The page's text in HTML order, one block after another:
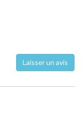
Laisser un avis